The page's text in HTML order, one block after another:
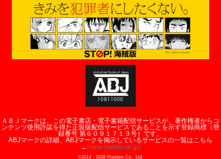
ＡＢＪマークは、この電子書店・電子書籍配信サービスが、著作権者からコ
ンテンツ使用許諾を得た正規版配信サービスであることを示す登録商標（登
録番号 第６０９１７１３号）です。
ABJマークの詳細、ABJマークを掲示しているサービスの一覧はこちら
→ https://aebs.or.jp/
©2014 - 2026Popteen Co., Ltd.